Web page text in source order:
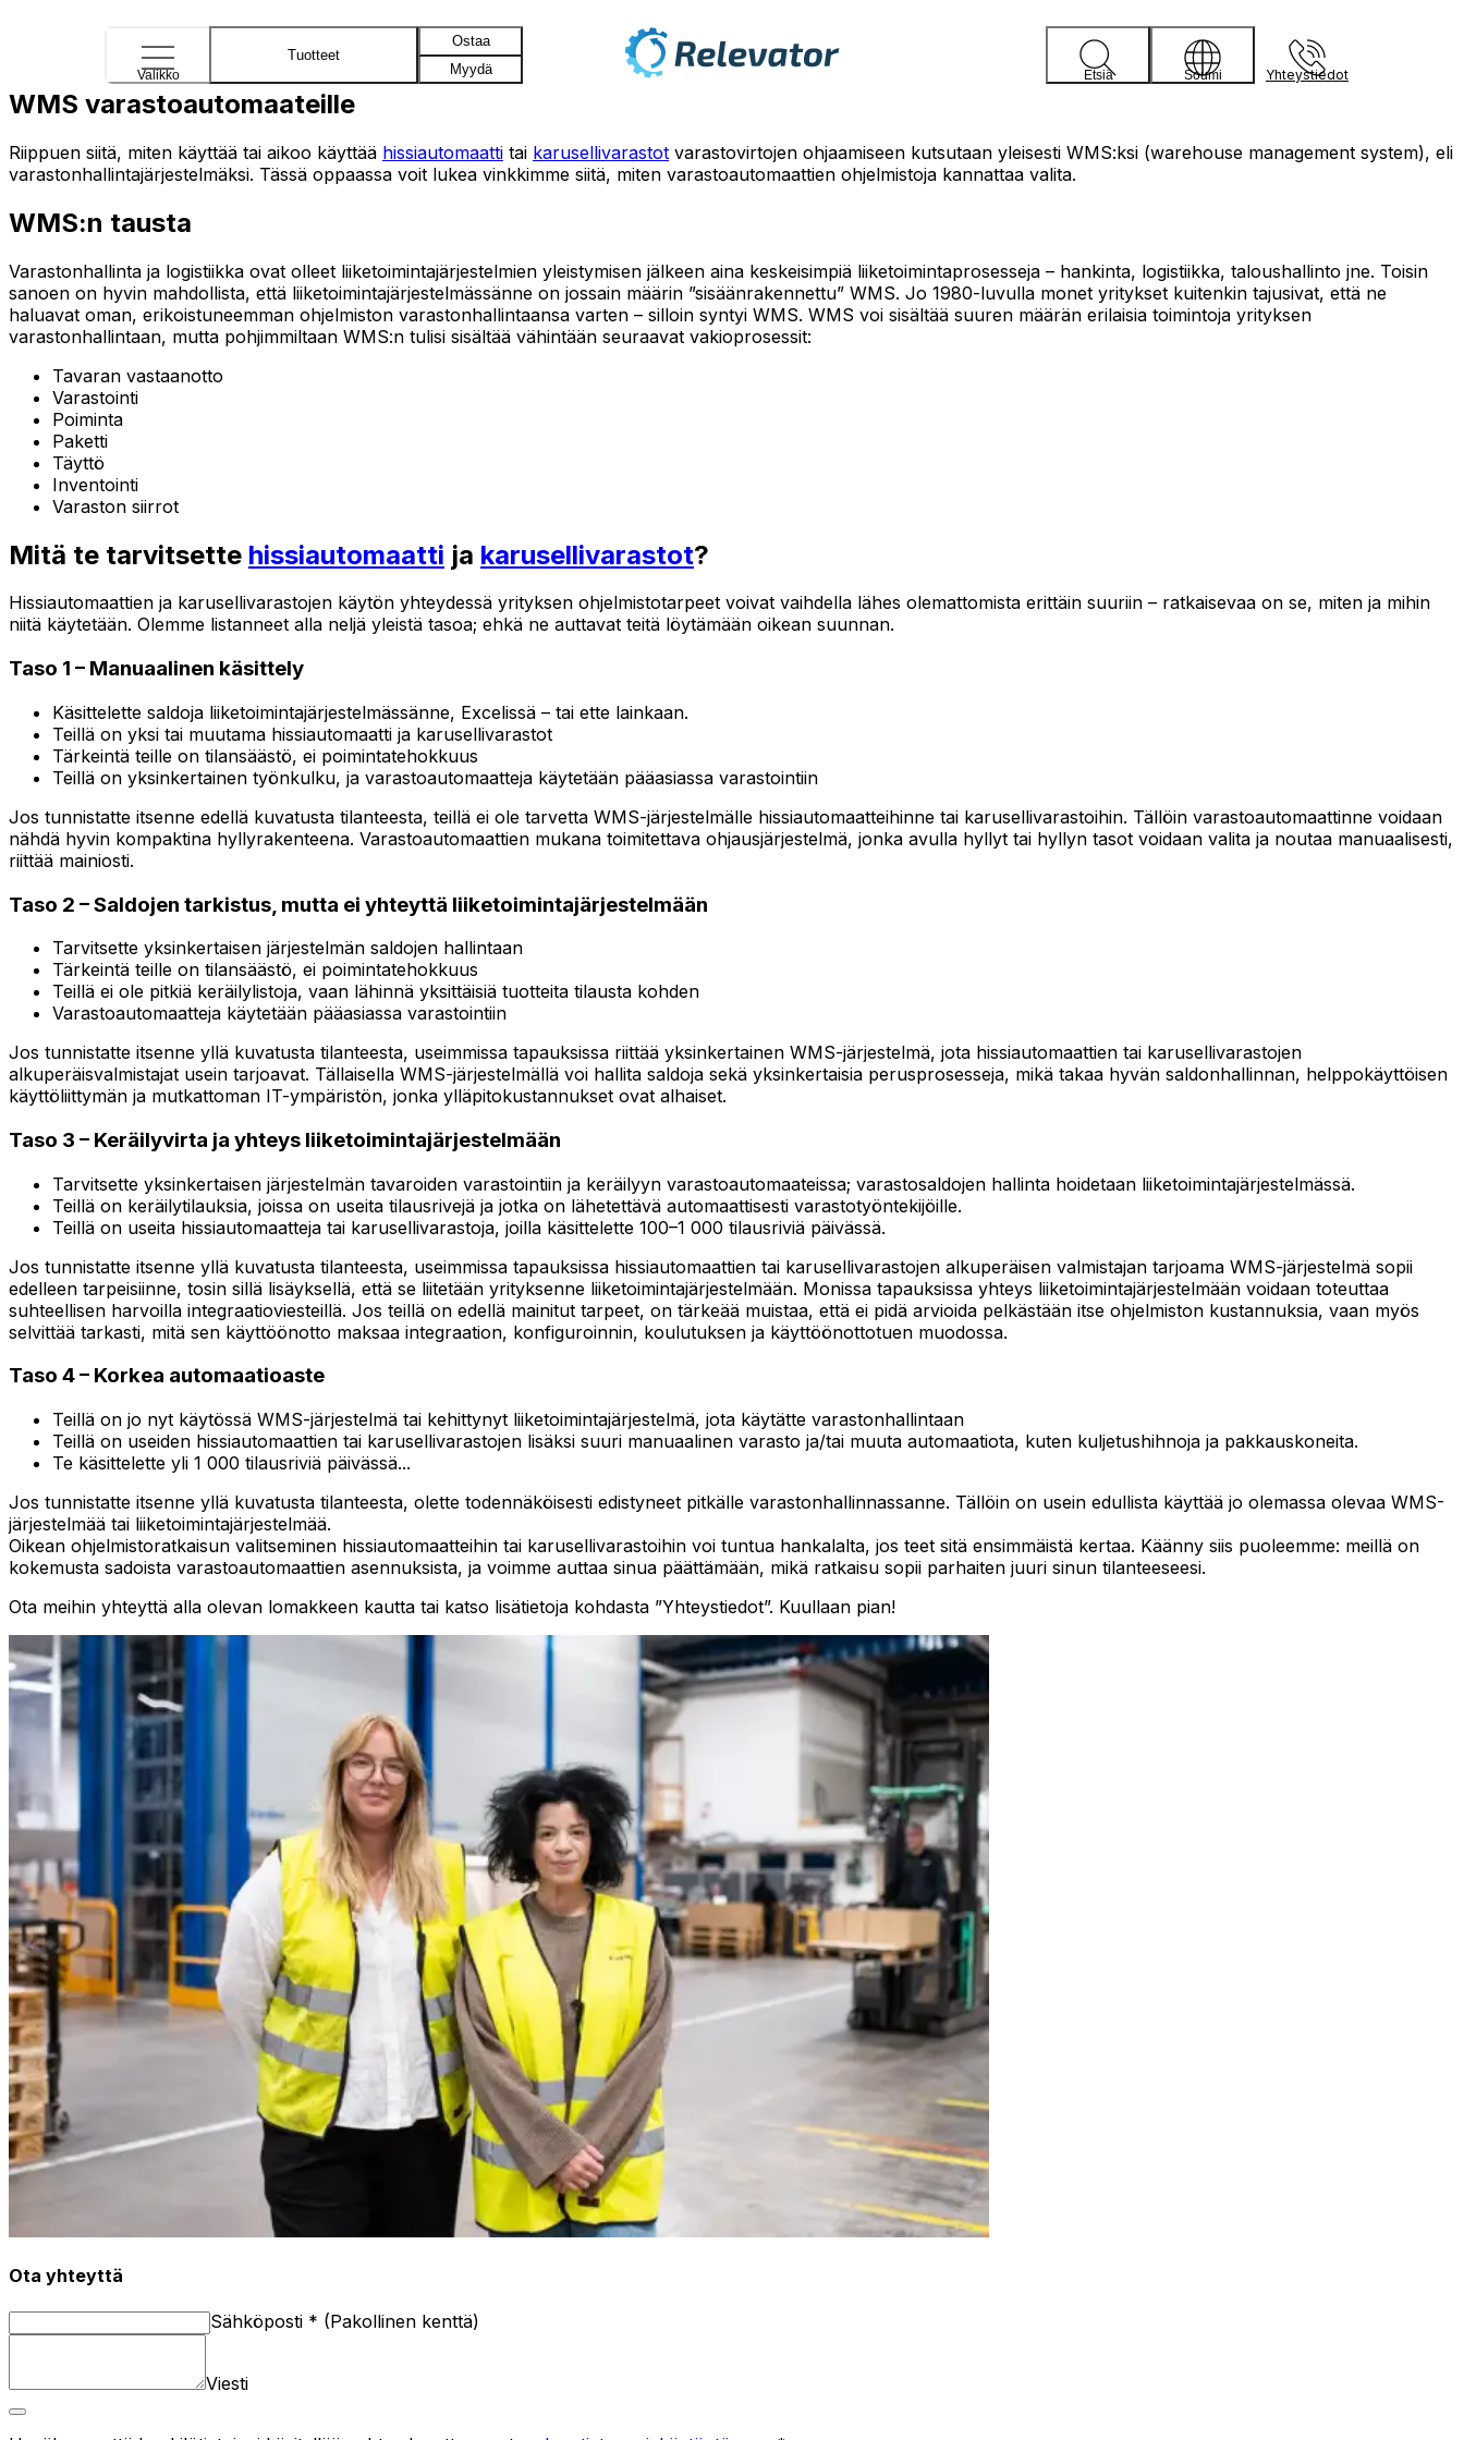
Valikko
Tuotteet
Ostaa
Myydä
Etsiä Soumi Yhteystiedot
WMS varastoautomaateille
Riippuen siitä, miten käyttää tai aikoo käyttää hissiautomaatti tai karusellivarastot varastovirtojen ohjaamiseen kutsutaan yleisesti WMS:ksi (warehouse management system), eli
varastonhallintajärjestelmäksi. Tässä oppaassa voit lukea vinkkimme siitä, miten varastoautomaattien ohjelmistoja kannattaa valita.
WMS:n tausta
Varastonhallinta ja logistiikka ovat olleet liiketoimintajärjestelmien yleistymisen jälkeen aina keskeisimpiä liiketoimintaprosesseja – hankinta, logistiikka, taloushallinto jne. Toisin
sanoen on hyvin mahdollista, että liiketoimintajärjestelmässänne on jossain määrin ”sisäänrakennettu” WMS. Jo 1980-luvulla monet yritykset kuitenkin tajusivat, että ne
haluavat oman, erikoistuneemman ohjelmiston varastonhallintaansa varten – silloin syntyi WMS. WMS voi sisältää suuren määrän erilaisia toimintoja yrityksen
varastonhallintaan, mutta pohjimmiltaan WMS:n tulisi sisältää vähintään seuraavat vakioprosessit:
Tavaran vastaanotto
Varastointi
Poiminta
Paketti
Täyttö
Inventointi
Varaston siirrot
Mitä te tarvitsette hissiautomaatti ja karusellivarastot?
Hissiautomaattien ja karusellivarastojen käytön yhteydessä yrityksen ohjelmistotarpeet voivat vaihdella lähes olemattomista erittäin suuriin – ratkaisevaa on se, miten ja mihin
niitä käytetään. Olemme listanneet alla neljä yleistä tasoa; ehkä ne auttavat teitä löytämään oikean suunnan.
Taso 1 – Manuaalinen käsittely
Käsittelette saldoja liiketoimintajärjestelmässänne, Excelissä – tai ette lainkaan.
Teillä on yksi tai muutama hissiautomaatti ja karusellivarastot
Tärkeintä teille on tilansäästö, ei poimintatehokkuus
Teillä on yksinkertainen työnkulku, ja varastoautomaatteja käytetään pääasiassa varastointiin
Jos tunnistatte itsenne edellä kuvatusta tilanteesta, teillä ei ole tarvetta WMS-järjestelmälle hissiautomaatteihinne tai karusellivarastoihin. Tällöin varastoautomaattinne voidaan
nähdä hyvin kompaktina hyllyrakenteena. Varastoautomaattien mukana toimitettava ohjausjärjestelmä, jonka avulla hyllyt tai hyllyn tasot voidaan valita ja noutaa manuaalisesti,
riittää mainiosti.
Taso 2 – Saldojen tarkistus, mutta ei yhteyttä liiketoimintajärjestelmään
Tarvitsette yksinkertaisen järjestelmän saldojen hallintaan
Tärkeintä teille on tilansäästö, ei poimintatehokkuus
Teillä ei ole pitkiä keräilylistoja, vaan lähinnä yksittäisiä tuotteita tilausta kohden
Varastoautomaatteja käytetään pääasiassa varastointiin
Jos tunnistatte itsenne yllä kuvatusta tilanteesta, useimmissa tapauksissa riittää yksinkertainen WMS-järjestelmä, jota hissiautomaattien tai karusellivarastojen
alkuperäisvalmistajat usein tarjoavat. Tällaisella WMS-järjestelmällä voi hallita saldoja sekä yksinkertaisia perusprosesseja, mikä takaa hyvän saldonhallinnan, helppokäyttöisen
käyttöliittymän ja mutkattoman IT-ympäristön, jonka ylläpitokustannukset ovat alhaiset.
Taso 3 – Keräilyvirta ja yhteys liiketoimintajärjestelmään
Tarvitsette yksinkertaisen järjestelmän tavaroiden varastointiin ja keräilyyn varastoautomaateissa; varastosaldojen hallinta hoidetaan liiketoimintajärjestelmässä.
Teillä on keräilytilauksia, joissa on useita tilausrivejä ja jotka on lähetettävä automaattisesti varastotyöntekijöille.
Teillä on useita hissiautomaatteja tai karusellivarastoja, joilla käsittelette 100–1 000 tilausriviä päivässä.
Jos tunnistatte itsenne yllä kuvatusta tilanteesta, useimmissa tapauksissa hissiautomaattien tai karusellivarastojen alkuperäisen valmistajan tarjoama WMS-järjestelmä sopii
edelleen tarpeisiinne, tosin sillä lisäyksellä, että se liitetään yrityksenne liiketoimintajärjestelmään. Monissa tapauksissa yhteys liiketoimintajärjestelmään voidaan toteuttaa
suhteellisen harvoilla integraatioviesteillä. Jos teillä on edellä mainitut tarpeet, on tärkeää muistaa, että ei pidä arvioida pelkästään itse ohjelmiston kustannuksia, vaan myös
selvittää tarkasti, mitä sen käyttöönotto maksaa integraation, konfiguroinnin, koulutuksen ja käyttöönottotuen muodossa.
Taso 4 – Korkea automaatioaste
Teillä on jo nyt käytössä WMS-järjestelmä tai kehittynyt liiketoimintajärjestelmä, jota käytätte varastonhallintaan
Teillä on useiden hissiautomaattien tai karusellivarastojen lisäksi suuri manuaalinen varasto ja/tai muuta automaatiota, kuten kuljetushihnoja ja pakkauskoneita.
Te käsittelette yli 1 000 tilausriviä päivässä...
Jos tunnistatte itsenne yllä kuvatusta tilanteesta, olette todennäköisesti edistyneet pitkälle varastonhallinnassanne. Tällöin on usein edullista käyttää jo olemassa olevaa WMS-
järjestelmää tai liiketoimintajärjestelmää.
Oikean ohjelmistoratkaisun valitseminen hissiautomaatteihin tai karusellivarastoihin voi tuntua hankalalta, jos teet sitä ensimmäistä kertaa. Käänny siis puoleemme: meillä on
kokemusta sadoista varastoautomaattien asennuksista, ja voimme auttaa sinua päättämään, mikä ratkaisu sopii parhaiten juuri sinun tilanteeseesi.
Ota meihin yhteyttä alla olevan lomakkeen kautta tai katso lisätietoja kohdasta ”Yhteystiedot”. Kuullaan pian!
Ota yhteyttä
Sähköposti * (Pakollinen kenttä)
Viesti